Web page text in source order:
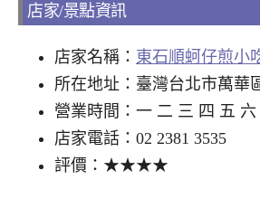
店家/景點資訊
店家名稱： 東石順蚵仔煎小
所在地址：臺灣台北市萬華
營業時間：一 二 三 四 五 六
店家電話：02 2381 3535
評價：★★★★